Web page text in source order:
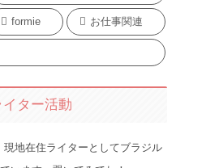
formie お仕事関連
イター活動
地在住ライターとしてブラジル